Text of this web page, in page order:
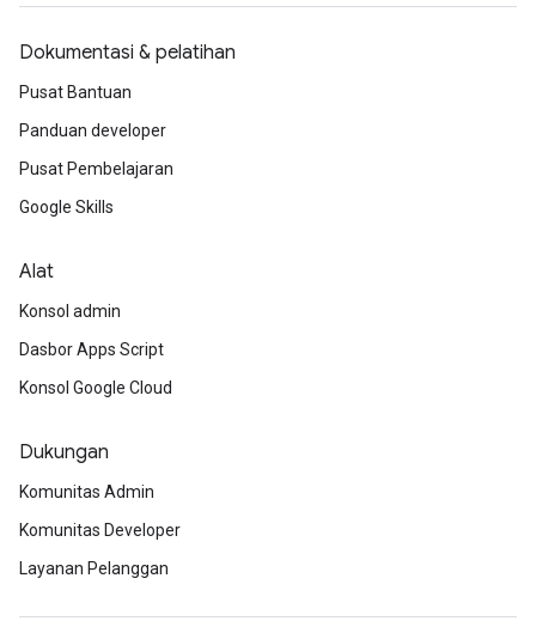
Dokumentasi & pelatihan
Pusat Bantuan
Panduan developer
Pusat Pembelajaran
Google Skills
Alat
Konsol admin
Dasbor Apps Script
Konsol Google Cloud
Dukungan
Komunitas Admin
Komunitas Developer
Layanan Pelanggan